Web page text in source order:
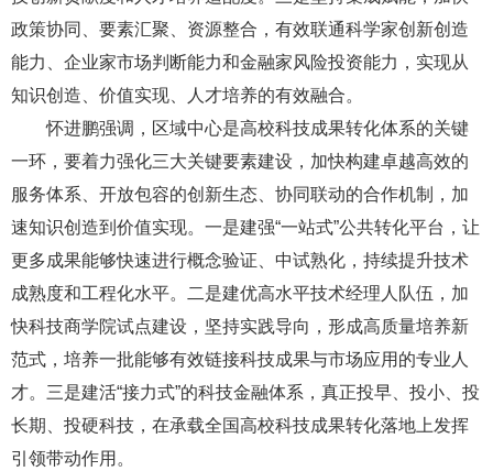
政策协同、要素汇聚、资源整合，有效联通科学家创新创造
能力、企业家市场判断能力和金融家风险投资能力，实现从
知识创造、价值实现、人才培养的有效融合。
怀进鹏强调，区域中心是高校科技成果转化体系的关键
一环，要着力强化三大关键要素建设，加快构建卓越高效的
服务体系、开放包容的创新生态、协同联动的合作机制，加
速知识创造到价值实现。一是建强“一站式”公共转化平台，让
更多成果能够快速进行概念验证、中试熟化，持续提升技术
成熟度和工程化水平。二是建优高水平技术经理人队伍，加
快科技商学院试点建设，坚持实践导向，形成高质量培养新
范式，培养一批能够有效链接科技成果与市场应用的专业人
才。三是建活“接力式”的科技金融体系，真正投早、投小、投
长期、投硬科技，在承载全国高校科技成果转化落地上发挥
引领带动作用。